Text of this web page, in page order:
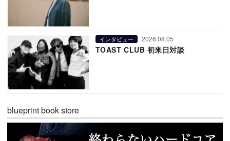
インタビュー 2026.08.05
TOAST CLUB 初来日対談
blueprint book store